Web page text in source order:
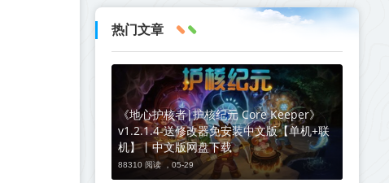
热门文章
《地心护核者|护核纪元 Core Keeper》
v1.2.1.4-送修改器免安装中文版【单机+联
机】丨中文版网盘下载
88310 阅读 ， 05-29